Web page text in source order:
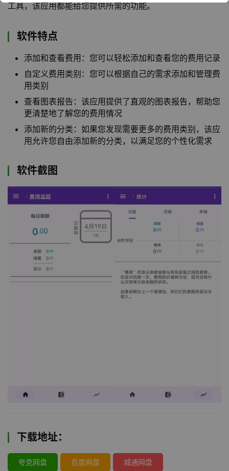
工具，该应用都能给您提供所需的功能。
软件特点
添加和查看费用：您可以轻松添加和查看您的费用记录
自定义费用类别：您可以根据自己的需求添加和管理费
用类别
查看图表报告：该应用提供了直观的图表报告，帮助您
更清楚地了解您的费用情况
添加新的分类：如果您发现需要更多的费用类别，该应
用允许您自由添加新的分类，以满足您的个性化需求
软件截图
下载地址：
夸克网盘 百度网盘 城通网盘